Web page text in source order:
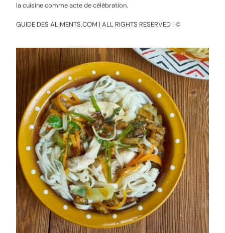
la cuisine comme acte de célébration.
GUIDE DES ALIMENTS.COM | ALL RIGHTS RESERVED | ©